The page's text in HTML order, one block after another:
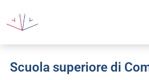
Scuola superiore di